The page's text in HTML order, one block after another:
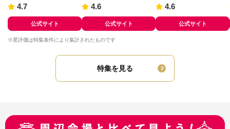
4.7
公式サイト
4.6
公式サイト
4.6
公式サイト
※星評価は特集条件により集計されたものです
特集を見る